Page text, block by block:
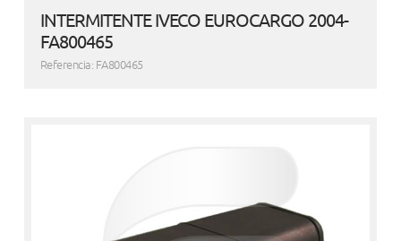
INTERMITENTE IVECO EUROCARGO 2004-
FA800465
Referencia: FA800465